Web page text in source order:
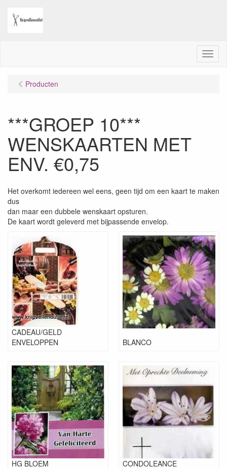
M
e
Producten
***GROEP 10***
WENSKAARTEN MET
ENV. €0,75
Het overkomt iedereen wel eens, geen tijd om een kaart te maken
dus
dan maar een dubbele wenskaart opsturen.
De kaart wordt geleverd met bijpassende envelop.
CADEAU/GELD
ENVELOPPEN
BLANCO
HG BLOEM CONDOLEANCE